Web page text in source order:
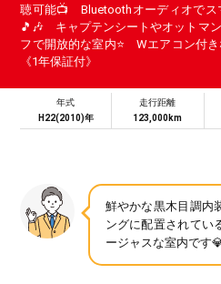
聴可能📺 Bluetoothオーディオでス
🎵🎶 キャプテンシートやオットマ
フで開放的な室内⭐ Wエアコン付
《1年保証付》
年式
H22(2010)年
走行距離
123,000km
鮮やかな黒木目調内
ングに配置されてい
ージャスな室内です